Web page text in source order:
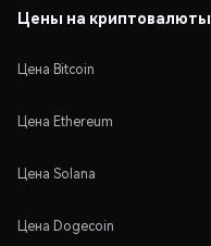
Цены на криптовалюты
Цена Bitcoin
Цена Ethereum
Цена Solana
Цена Dogecoin